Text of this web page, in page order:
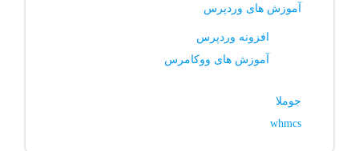
آموزش های وردپرس
افزونه وردپرس
آموزش های ووکامرس
جوملا
whmcs